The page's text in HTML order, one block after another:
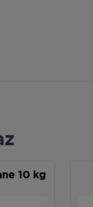
10 kg